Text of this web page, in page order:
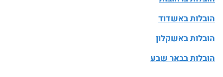
הובלות באשדוד
הובלות באשקלון
הובלות בבאר שבע